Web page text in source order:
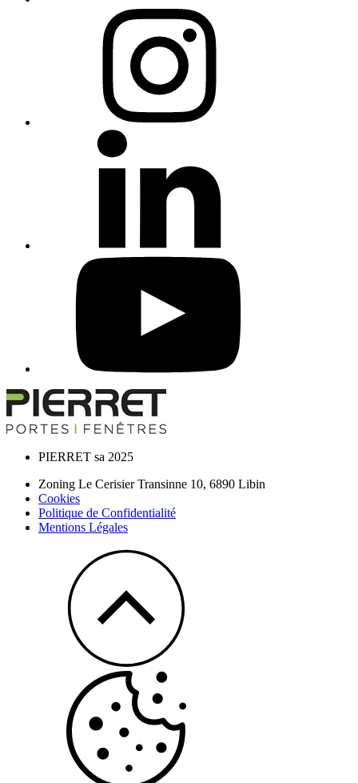
PIERRET sa 2025
Zoning Le Cerisier Transinne 10, 6890 Libin
Cookies
Politique de Confidentialité
Mentions Légales